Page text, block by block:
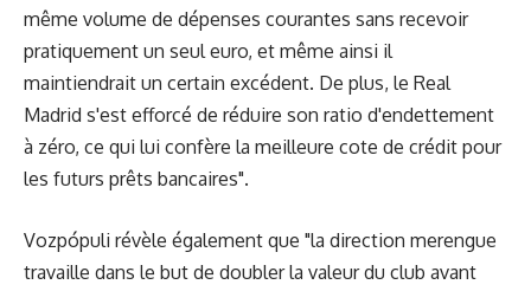
même volume de dépenses courantes sans recevoir
pratiquement un seul euro, et même ainsi il
maintiendrait un certain excédent. De plus, le Real
Madrid s'est efforcé de réduire son ratio d'endettement
à zéro, ce qui lui confère la meilleure cote de crédit pour
les futurs prêts bancaires".
Vozpópuli révèle également que "la direction merengue
travaille dans le but de doubler la valeur du club avant